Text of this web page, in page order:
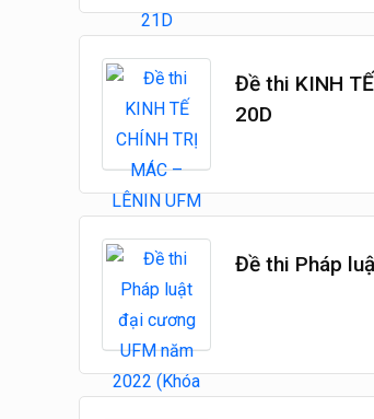
Đề thi KINH
20D
Đề thi Pháp